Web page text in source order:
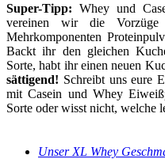
Super-Tipp: Whey und
vereinen wir die
Mehrkomponenten
Backt ihr den gleichen
Sorte, habt ihr einen neuen
sättigend! Schreibt uns eure
mit Casein und Whey
Sorte oder wisst nicht, welche
Unser XL Whey